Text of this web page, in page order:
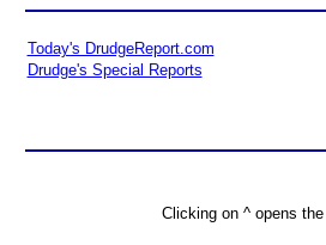
Today's DrudgeReport.com
Drudge's Special Reports
Clicking on ^ opens